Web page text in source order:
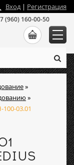
»
»
100-03.01
Вход| Регистрация
(960) 160-00-50